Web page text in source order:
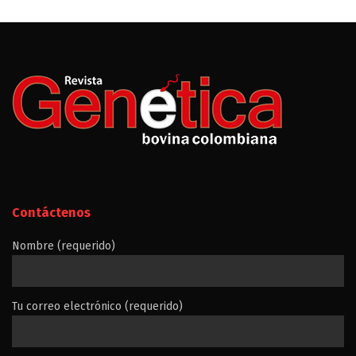
Contáctenos
Nombre (requerido)
Tu correo electrónico (requerido)